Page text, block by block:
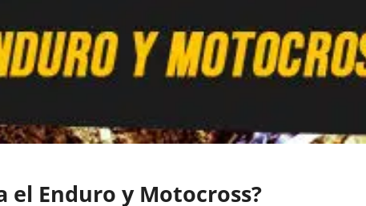
el Enduro y Motocross?